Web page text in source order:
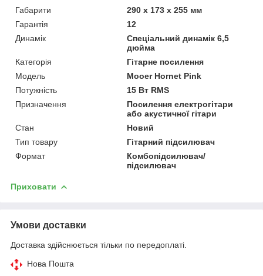
Габарити
290 x 173 x 255 мм
Гарантія
12
Динамік
Спеціальний динамік 6,5
дюйма
Категорія
Гітарне посилення
Мoдель
Mooer Hornet Pink
Потужність
15 Вт RMS
Призначення
Посилення електрогітари
або акустичної гітари
Стан
Новий
Тип товару
Гітарний підсилювач
Формат
Комбопідсилювач/
підсилювач
Приховати
Умови доставки
Доставка здійснюється тільки по передоплаті.
Нова Пошта